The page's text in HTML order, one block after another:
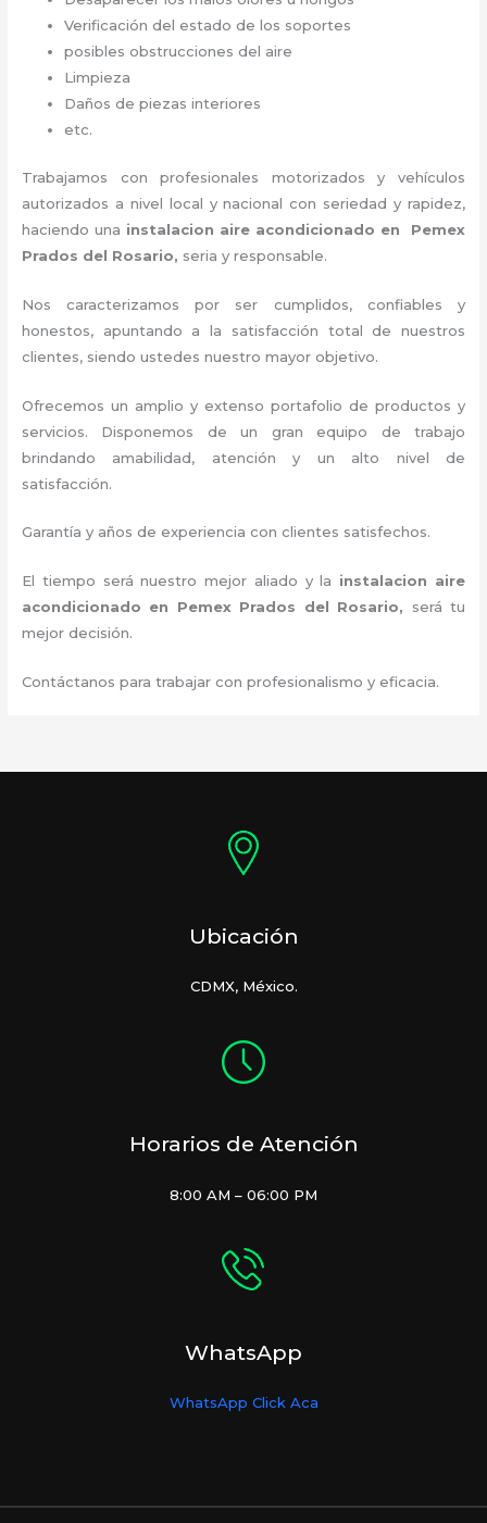
Verificación del estado de los soportes
posibles obstrucciones del aire
Limpieza
Daños de piezas interiores
etc.
Trabajamos con profesionales motorizados y vehículos
autorizados a nivel local y nacional con seriedad y rapidez,
haciendo una instalacion aire acondicionado en Pemex
Prados del Rosario, seria y responsable.
Nos caracterizamos por ser cumplidos, confiables y
honestos, apuntando a la satisfacción total de nuestros
clientes, siendo ustedes nuestro mayor objetivo.
Ofrecemos un amplio y extenso portafolio de productos y
servicios. Disponemos de un gran equipo de trabajo
brindando amabilidad, atención y un alto nivel de
satisfacción.
Garantía y años de experiencia con clientes satisfechos.
El tiempo será nuestro mejor aliado y la instalacion aire
acondicionado en Pemex Prados del Rosario, será tu
mejor decisión.
Contáctanos para trabajar con profesionalismo y eficacia.
Ubicación
CDMX, México.
Horarios de Atención
8:00 AM – 06:00 PM
WhatsApp
WhatsApp Click Aca